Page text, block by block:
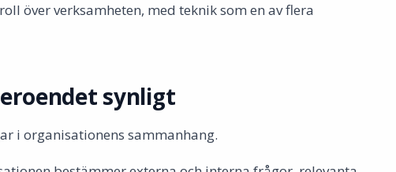
över verksamheten, med teknik som en av flera
synligt
i organisationens sammanhang.